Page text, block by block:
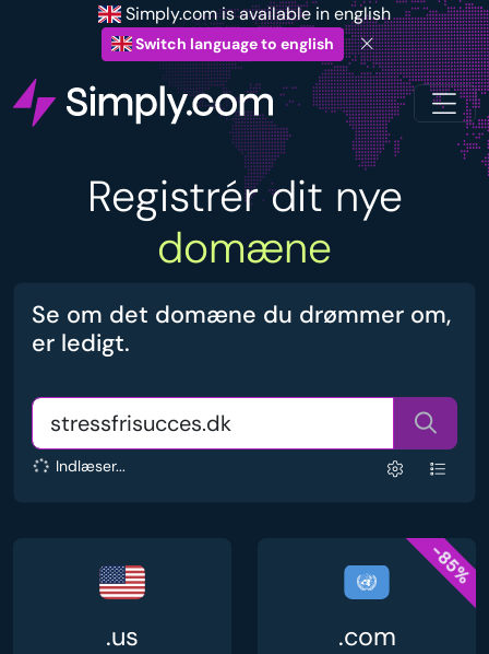
Simply.com is available in english
Switch language to english
Registrér dit nye
domæne
Se om det domæne du drømmer om,
er ledigt.
Indlæser...
.us
-85%
.com